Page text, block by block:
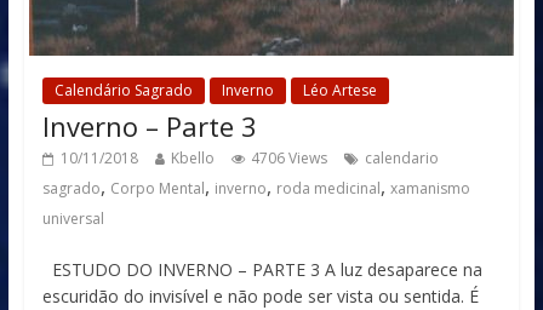
Calendário Sagrado Inverno Léo Artese
Inverno – Parte 3
10/11/2018 Kbello 4706 Views
calendario
sagrado, Corpo Mental, inverno, roda medicinal, xamanismo
universal
ESTUDO DO INVERNO – PARTE 3 A luz desaparece na
escuridão do invisível e não pode ser vista ou sentida. É